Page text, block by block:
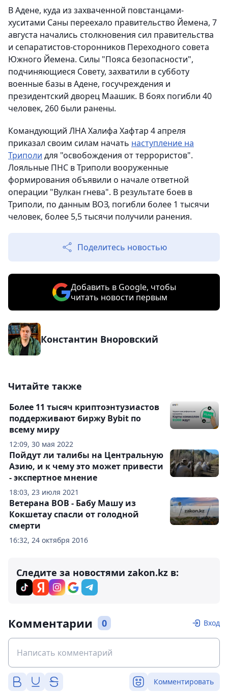
В Адене, куда из захваченной повстанцами-
хуситами Саны переехало правительство Йемена, 7
августа начались столкновения сил правительства
и сепаратистов-сторонников Переходного совета
Южного Йемена. Силы "Пояса безопасности",
подчиняющиеся Совету, захватили в субботу
военные базы в Адене, госучреждения и
президентский дворец Маашик. В боях погибли 40
человек, 260 были ранены.
Командующий ЛНА Халифа Хафтар 4 апреля
приказал своим силам начать наступление на
Триполи для "освобождения от террористов".
Лояльные ПНС в Триполи вооруженные
формирования объявили о начале ответной
операции "Вулкан гнева". В результате боев в
Триполи, по данным ВОЗ, погибли более 1 тысячи
человек, более 5,5 тысячи получили ранения.
Поделитесь новостью
Добавить в Google, чтобы
читать новости первым
Константин Вноровский
Читайте также
12:09, 30 мая 2022
Более 11 тысяч криптоэнтузиастов
поддерживают биржу Bybit по
всему миру
18:03, 23 июля 2021
Пойдут ли талибы на Центральную
Азию, и к чему это может привести
- экспертное мнение
16:32, 24 октября 2016
Ветерана ВОВ - Бабу Машу из
Кокшетау спасли от голодной
смерти
Следите за новостями zakon.kz в:
Комментарии 0 Вход
Комментировать